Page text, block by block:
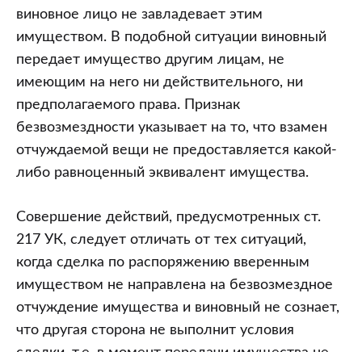
виновное лицо не завладевает этим
имуществом. В подобной ситуации виновный
передает имущество другим лицам, не
имеющим на него ни действительного, ни
предполагаемого права. Признак
безвозмездности указывает на то, что взамен
отчуждаемой вещи не предоставляется какой-
либо равноценный эквивалент имущества.
Совершение действий, предусмотренных ст.
217 УК, следует отличать от тех ситуаций,
когда сделка по распоряжению вверенным
имуществом не направлена на безвозмездное
отчуждение имущества и виновный не сознает,
что другая сторона не выполнит условия